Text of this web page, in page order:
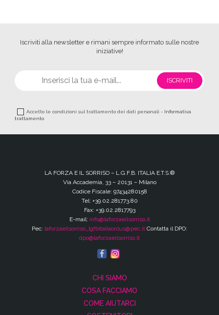
Iscriviti alla newsletter e rimani sempre informato sulle nostre
iniziative!
Accetto le condizioni sul trattamento dei dati personali - Informativa
trattamento
LA FORZA E IL SORRISO – L.G.F.B. ITALIA E.T.S.®
Via Accademia, 33 – 20131 – Milano
Codice Fiscale: 97434280158
Tel: +39.02.281773.80
Fax: +39.02.2817793
E-mail: info@laforzaeilsorriso.it
Pec: laforzaeilsorriso_lgfbitaliaonlus@pec.it Contatta il DPO:
dpo@laforzaeilsorriso.it
CHI SIAMO
COSA FACCIAMO
COME AIUTARCI